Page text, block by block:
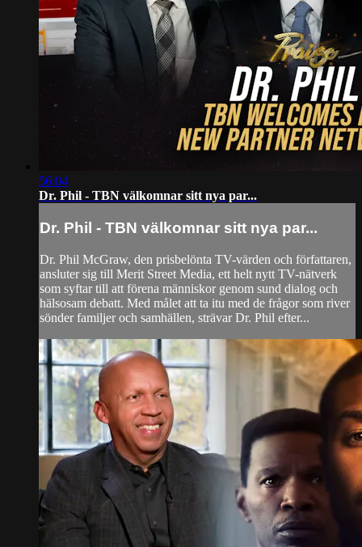
56:04
Dr. Phil - TBN välkomnar sitt nya par...
Dr. Phil - TBN välkomnar sitt nya par...
Dr. Phil McGraw, den prisbelönta TV-värden och författaren,
ansluter sig till Merit Street Media, ett helt nytt TV-nätverk
som syftar till att förena människor genom sund dialog och
hälsosam debatt. Med målet att ta itu med de frågor som river
sönder familjer och samhällen, strävar Dr. Phil efter...